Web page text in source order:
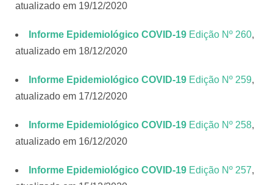
atualizado em 19/12/2020
Informe Epidemiológico COVID-19 Edição Nº 260,
atualizado em 18/12/2020
Informe Epidemiológico COVID-19 Edição Nº 259,
atualizado em 17/12/2020
Informe Epidemiológico COVID-19 Edição Nº 258,
atualizado em 16/12/2020
Informe Epidemiológico COVID-19 Edição Nº 257,